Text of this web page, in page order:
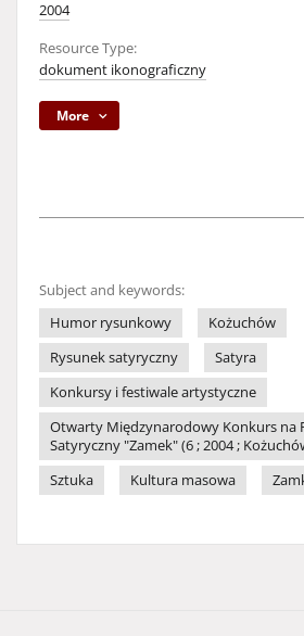
2004
Resource Type:
dokument ikonograficzny
More
Subject and keywords:
Humor rysunkowy
Kożuchów
Rysunek satyryczny
Satyra
Konkursy i festiwale artystyczne
Otwarty Międzynarodowy Konkurs na
Satyryczny "Zamek" (6 ; 2004 ;
Sztuka
Kultura masowa